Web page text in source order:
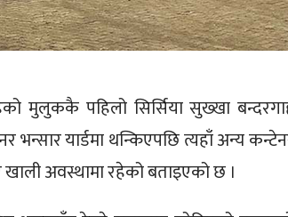
मुलुककै पहिलो सिर्सिया सुख्खा
भन्सार यार्डमा थन्किएपछि त्यहाँ अन्य
अवस्थामा रहेको बताइएको छ ।